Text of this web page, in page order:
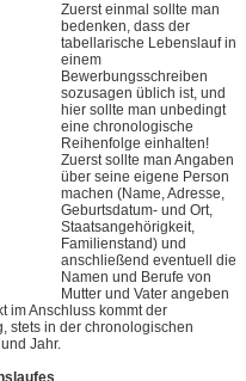
Zuerst einmal sollte man
bedenken, dass der
tabellarische Lebenslauf in
einem
Bewerbungsschreiben
sozusagen üblich ist, und
hier sollte man unbedingt
eine chronologische
Reihenfolge einhalten!
Zuerst sollte man Angaben
über seine eigene Person
machen (Name, Adresse,
Geburtsdatum- und Ort,
Staatsangehörigkeit,
Familienstand) und
anschließend eventuell die
Namen und Berufe von
Mutter und Vater angeben
im Anschluss kommt der
stets in der chronologischen
Jahr.